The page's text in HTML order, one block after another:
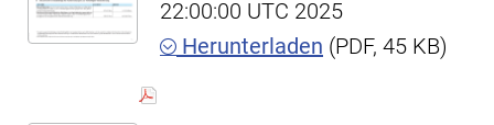
22:00:00 UTC 2025
Herunterladen (PDF, 45 KB)